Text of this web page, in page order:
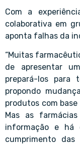
Com a
colaborativa em
aponta falhas da
“Muitas
de apresentar
prepará-los para
propondo
produtos com
Mas as
informação e há
cumprimento das